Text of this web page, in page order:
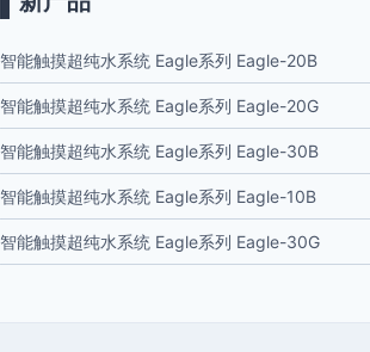
智能触摸超纯水系统 Eagle系列 Eagle-20B
智能触摸超纯水系统 Eagle系列 Eagle-20G
智能触摸超纯水系统 Eagle系列 Eagle-30B
智能触摸超纯水系统 Eagle系列 Eagle-10B
智能触摸超纯水系统 Eagle系列 Eagle-30G